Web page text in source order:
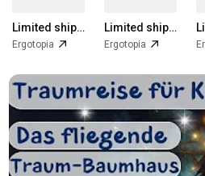
Limited shipping areas
Ergotopia
Limited shipping areas
Ergotopia